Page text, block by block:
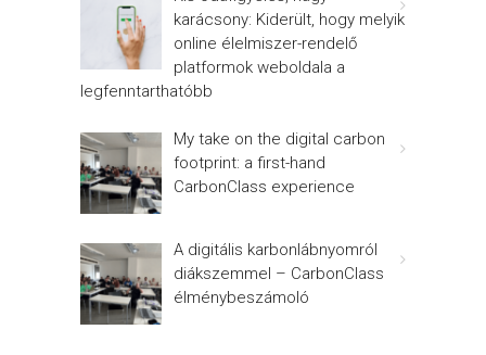
karácsony: Kiderült, hogy melyik
online élelmiszer-rendelő
platformok weboldala a
legfenntarthatóbb
My take on the digital carbon
footprint: a first-hand
CarbonClass experience
A digitális karbonlábnyomról
diákszemmel – CarbonClass
élménybeszámoló